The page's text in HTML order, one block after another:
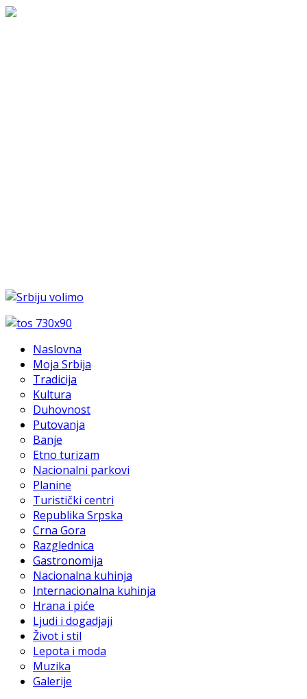
Naslovna
Moja Srbija
Tradicija
Kultura
Duhovnost
Putovanja
Banje
Etno turizam
Nacionalni parkovi
Planine
Turistički centri
Republika Srpska
Crna Gora
Razglednica
Gastronomija
Nacionalna kuhinja
Internacionalna kuhinja
Hrana i piće
Ljudi i dogadjaji
Život i stil
Lepota i moda
Muzika
Galerije